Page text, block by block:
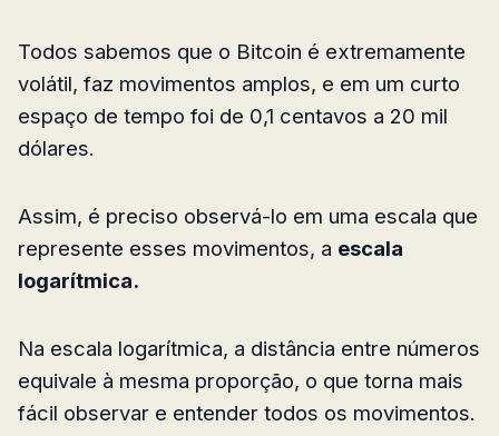
Todos sabemos que o Bitcoin é extremamente
volátil, faz movimentos amplos, e em um curto
espaço de tempo foi de 0,1 centavos a 20 mil
dólares.
Assim, é preciso observá-lo em uma escala que
represente esses movimentos, a escala
logarítmica.
Na escala logarítmica, a distância entre números
equivale à mesma proporção, o que torna mais
fácil observar e entender todos os movimentos.